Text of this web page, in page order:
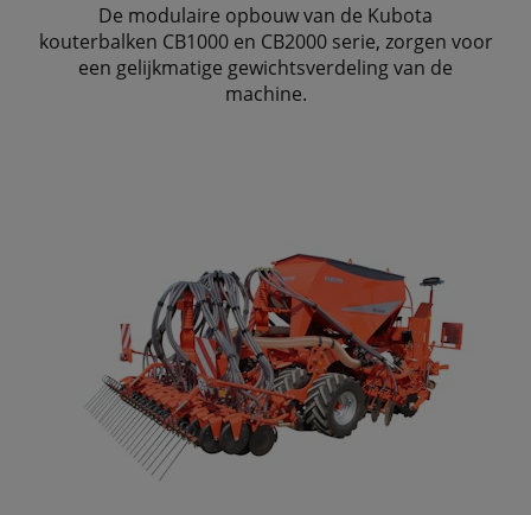
De modulaire opbouw van de Kubota
kouterbalken CB1000 en CB2000 serie, zorgen voor
een gelijkmatige gewichtsverdeling van de
machine.